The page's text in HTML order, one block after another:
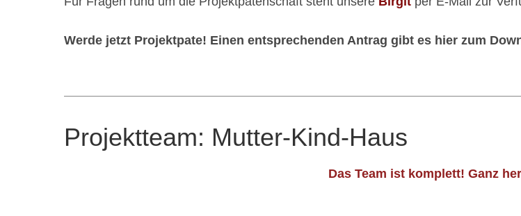
Werde jetzt Projektpate! Einen entsprechenden Antrag gibt es hier zum
Projektteam: Mutter-Kind-Haus
Das Team ist komplett! Ganz